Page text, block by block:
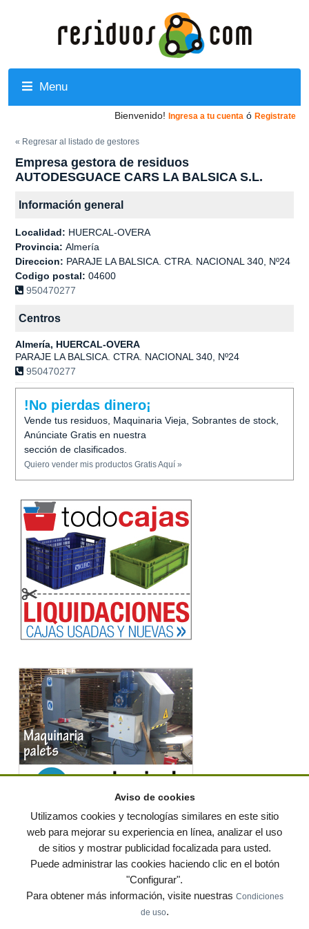
Menu
Bienvenido! Ingresa a tu cuenta ó Registrate
« Regresar al listado de gestores
Empresa gestora de residuos
AUTODESGUACE CARS LA BALSICA S.L.
Información general
Localidad: HUERCAL-OVERA
Provincia: Almería
Direccion: PARAJE LA BALSICA. CTRA. NACIONAL 340, Nº24
Codigo postal: 04600
950470277
Centros
Almería, HUERCAL-OVERA
PARAJE LA BALSICA. CTRA. NACIONAL 340, Nº24
950470277
!No pierdas dinero¡
Vende tus residuos, Maquinaria Vieja, Sobrantes de stock,
Anúnciate Gratis en nuestra
sección de clasificados.
Quiero vender mis productos Gratis Aquí »
© residuos.com - Todos los derechos reservados Política de privacidad
Condiciones de uso|Contacto |Editores|Mapa web|Preguntas frecuentes|Publica
tus anuncios gratis!
Aviso de cookies
Utilizamos cookies y tecnologías similares en este sitio
web para mejorar su experiencia en línea, analizar el uso
de sitios y mostrar publicidad focalizada para usted.
Puede administrar las cookies haciendo clic en el botón
"Configurar".
Para obtener más información, visite nuestras Condiciones
de uso.